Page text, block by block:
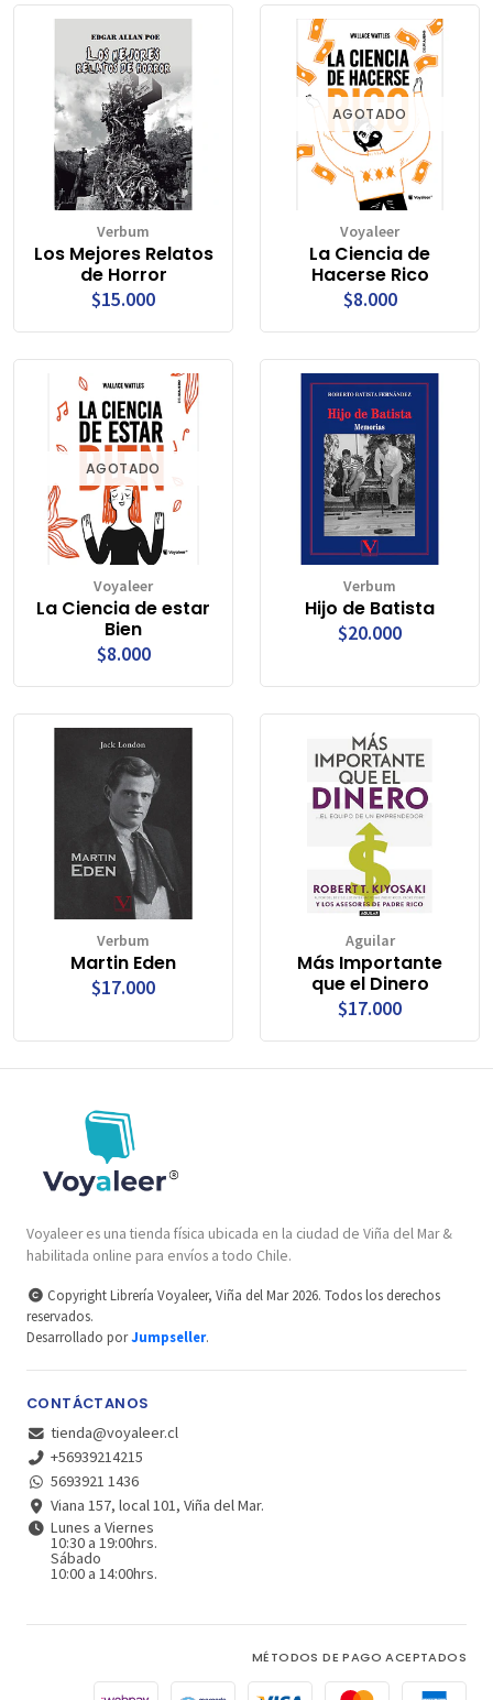
Verbum
Los Mejores Relatos
de Horror
$15.000
AGOTADO
Voyaleer
La Ciencia de
Hacerse Rico
$8.000
AGOTADO
Voyaleer
La Ciencia de estar
Bien
$8.000
Verbum
Hijo de Batista
$20.000
Verbum
Martin Eden
$17.000
Aguilar
Más Importante
que el Dinero
$17.000
Voyaleer es una tienda física ubicada en la ciudad de Viña del Mar &
habilitada online para envíos a todo Chile.
Copyright Librería Voyaleer, Viña del Mar 2026. Todos los derechos
reservados.
Desarrollado porJumpseller.
CONTÁCTANOS
tienda@voyaleer.cl
+56939214215
5693921 1436
Viana 157, local 101, Viña del Mar.
Lunes a Viernes
10:30 a 19:00hrs.
Sábado
10:00 a 14:00hrs.
MÉTODOS DE PAGO ACEPTADOS